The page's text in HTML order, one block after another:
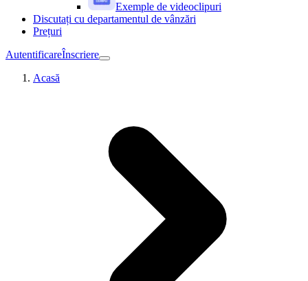
Exemple de videoclipuri
Discutați cu departamentul de vânzări
Prețuri
AutentificareÎnscriere
Acasă